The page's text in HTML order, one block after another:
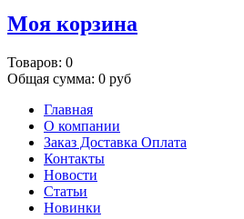
Моя корзина
Товаров: 0
Общая сумма: 0 руб
Главная
О компании
Заказ Доставка Оплата
Контакты
Новости
Статьи
Новинки